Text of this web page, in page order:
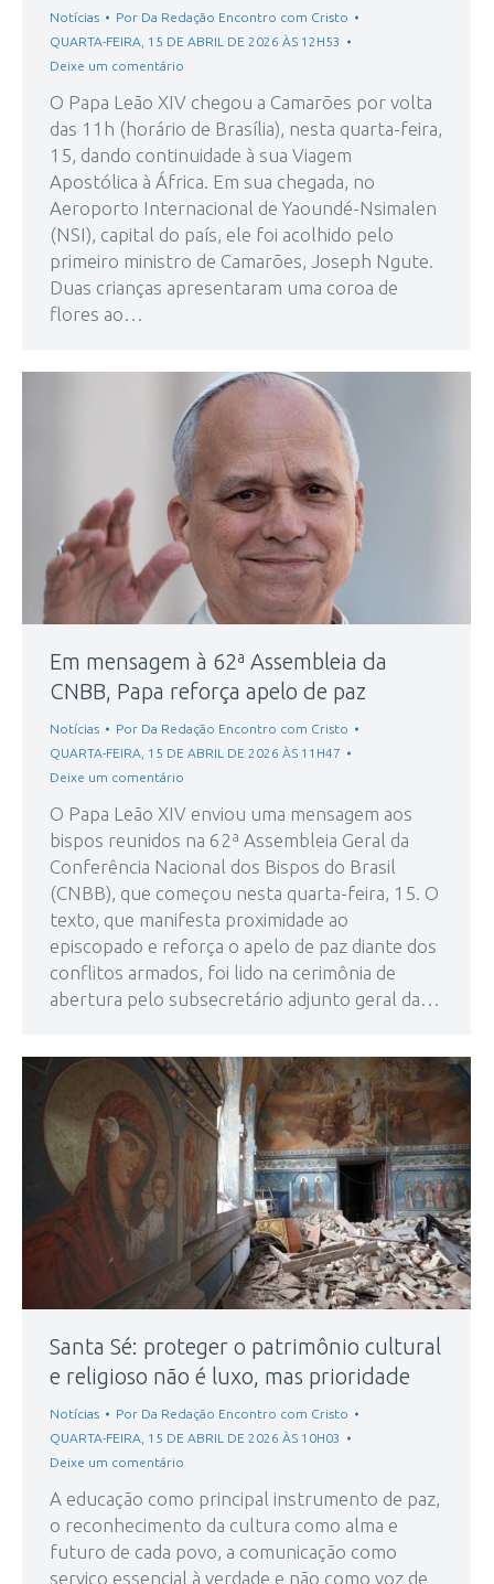
Notícias Por Da Redação Encontro com Cristo
QUARTA-FEIRA, 15 DE ABRIL DE 2026 ÀS 12H53
Deixe um comentário
O Papa Leão XIV chegou a Camarões por volta
das 11h (horário de Brasília), nesta quarta-feira,
15, dando continuidade à sua Viagem
Apostólica à África. Em sua chegada, no
Aeroporto Internacional de Yaoundé-Nsimalen
(NSI), capital do país, ele foi acolhido pelo
primeiro ministro de Camarões, Joseph Ngute.
Duas crianças apresentaram uma coroa de
flores ao…
Em mensagem à 62ª Assembleia da
CNBB, Papa reforça apelo de paz
Notícias Por Da Redação Encontro com Cristo
QUARTA-FEIRA, 15 DE ABRIL DE 2026 ÀS 11H47
Deixe um comentário
O Papa Leão XIV enviou uma mensagem aos
bispos reunidos na 62ª Assembleia Geral da
Conferência Nacional dos Bispos do Brasil
(CNBB), que começou nesta quarta-feira, 15. O
texto, que manifesta proximidade ao
episcopado e reforça o apelo de paz diante dos
conflitos armados, foi lido na cerimônia de
abertura pelo subsecretário adjunto geral da…
Santa Sé: proteger o patrimônio cultural
e religioso não é luxo, mas prioridade
Notícias Por Da Redação Encontro com Cristo
QUARTA-FEIRA, 15 DE ABRIL DE 2026 ÀS 10H03
Deixe um comentário
A educação como principal instrumento de paz,
o reconhecimento da cultura como alma e
futuro de cada povo, a comunicação como
serviço essencial à verdade e não como voz de